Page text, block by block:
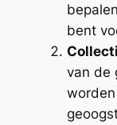
bent
van de